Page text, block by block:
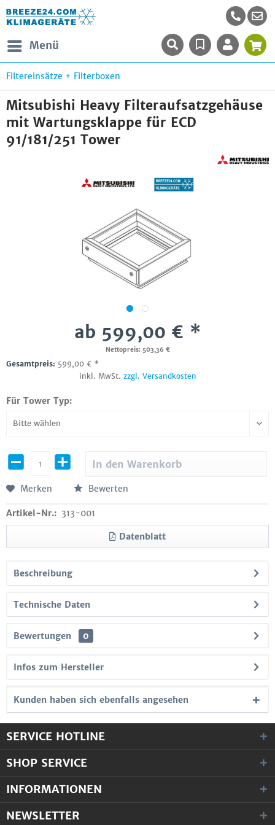
Menü
Filtereinsätze + Filterboxen
Mitsubishi Heavy Filteraufsatzgehäuse
mit Wartungsklappe für ECD
91/181/251 Tower
ab 599,00 € *
Nettopreis: 503,36 €
Gesamtpreis: 599,00 € *
inkl. MwSt. zzgl. Versandkosten
Für Tower Typ:
In den Warenkorb
Merken Bewerten
Artikel-Nr.: 313-001
Datenblatt
Beschreibung
Technische Daten
Bewertungen 0
Infos zum Hersteller
Kunden haben sich ebenfalls angesehen
SERVICE HOTLINE
SHOP SERVICE
INFORMATIONEN
NEWSLETTER